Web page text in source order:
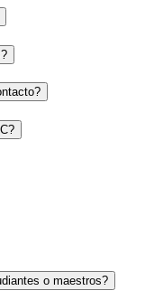
o maestros?